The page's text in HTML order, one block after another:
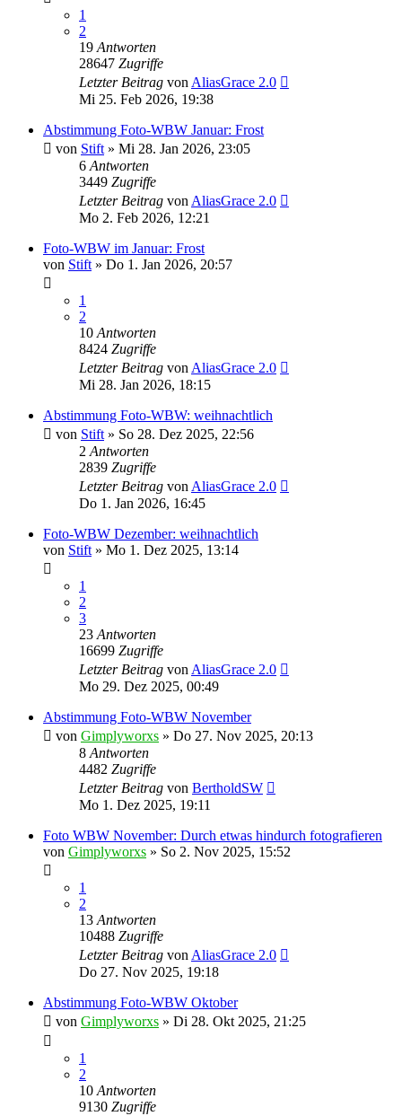
1
2
19 Antworten
28647 Zugriffe
Letzter Beitrag von AliasGrace 2.0
Mi 25. Feb 2026, 19:38
Abstimmung Foto-WBW Januar: Frost
von Stift » Mi 28. Jan 2026, 23:05
6 Antworten
3449 Zugriffe
Letzter Beitrag von AliasGrace 2.0
Mo 2. Feb 2026, 12:21
Foto-WBW im Januar: Frost
von Stift » Do 1. Jan 2026, 20:57
1
2
10 Antworten
8424 Zugriffe
Letzter Beitrag von AliasGrace 2.0
Mi 28. Jan 2026, 18:15
Abstimmung Foto-WBW: weihnachtlich
von Stift » So 28. Dez 2025, 22:56
2 Antworten
2839 Zugriffe
Letzter Beitrag von AliasGrace 2.0
Do 1. Jan 2026, 16:45
Foto-WBW Dezember: weihnachtlich
von Stift » Mo 1. Dez 2025, 13:14
1
2
3
23 Antworten
16699 Zugriffe
Letzter Beitrag von AliasGrace 2.0
Mo 29. Dez 2025, 00:49
Abstimmung Foto-WBW November
von Gimplyworxs » Do 27. Nov 2025, 20:13
8 Antworten
4482 Zugriffe
Letzter Beitrag von BertholdSW
Mo 1. Dez 2025, 19:11
Foto WBW November: Durch etwas hindurch fotografieren
von Gimplyworxs » So 2. Nov 2025, 15:52
1
2
13 Antworten
10488 Zugriffe
Letzter Beitrag von AliasGrace 2.0
Do 27. Nov 2025, 19:18
Abstimmung Foto-WBW Oktober
von Gimplyworxs » Di 28. Okt 2025, 21:25
1
2
10 Antworten
9130 Zugriffe